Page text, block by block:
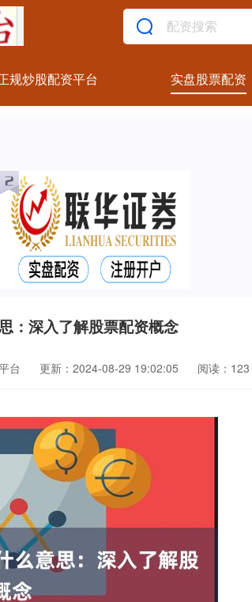
规炒股配资平台 实盘股票配资
：深入了解股票配资概念
台 更新：2024-08-29 19:02:05 阅读：123